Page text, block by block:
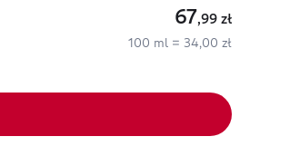
67,99 zł
100 ml = 34,00 zł